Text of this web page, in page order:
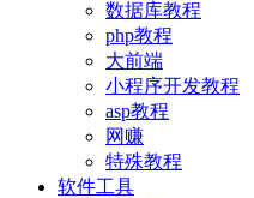
数据库教程
php教程
大前端
小程序开发教程
asp教程
网赚
特殊教程
软件工具